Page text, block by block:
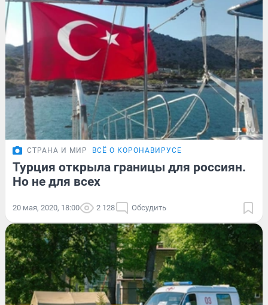
СТРАНА И МИР ВСЁ О КОРОНАВИРУСЕ
Турция открыла границы для россиян.
Но не для всех
20 мая, 2020, 18:00 2 128 Обсудить